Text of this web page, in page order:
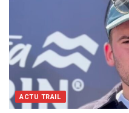
ACTU TRAIL